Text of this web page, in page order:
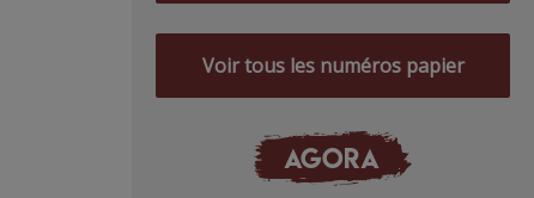
Voir tous les numéros papier
AGORA